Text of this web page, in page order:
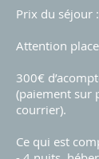
Prix du séjour
Attention
300€
(paiement sur
courrier).
Ce qui est